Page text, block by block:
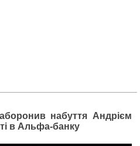
набуття Андрієм
в Альфа-банку